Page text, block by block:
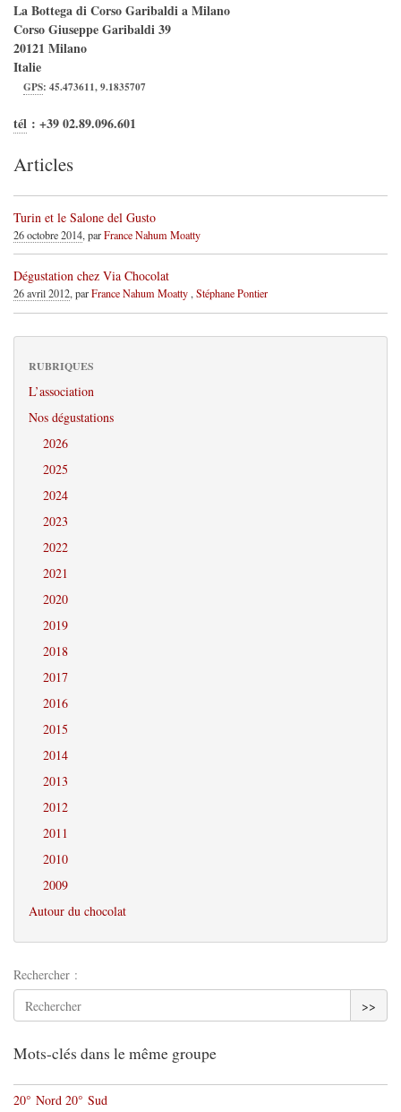
La Bottega di Corso Garibaldi a Milano
Corso Giuseppe Garibaldi 39
20121 Milano
Italie
GPS:45.473611,9.1835707
tél : +39 02.89.096.601
Articles
Turin et le Salone del Gusto
26 octobre 2014, parFrance Nahum Moatty
Dégustation chez Via Chocolat
26 avril 2012, parFrance Nahum Moatty , Stéphane Pontier
RUBRIQUES
L’association
Nos dégustations
2026
2025
2024
2023
2022
2021
2020
2019
2018
2017
2016
2015
2014
2013
2012
2011
2010
2009
Autour du chocolat
Rechercher :
>>
Mots-clés dans le même groupe
20° Nord 20° Sud